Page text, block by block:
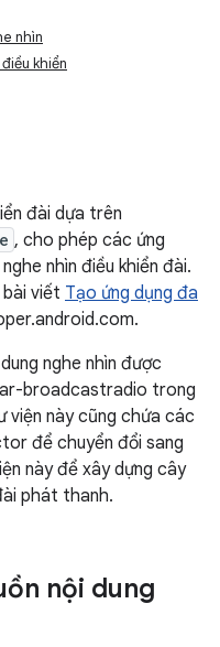
nhìn
khiển
đài dựa trên
, cho phép các ứng
nhìn điều khiển đài.
viết Tạo ứng dụng đa
nghe nhìn được
broadcastradio trong
viện này cũng chứa các
để chuyển đổi sang
này để xây dựng cây
phát thanh.
nội dung